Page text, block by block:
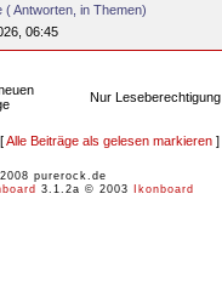
( Antworten, in Themen)
06:45
Nur Leseberechtigung
Alle Beiträge als gelesen markieren ]
purerock.de
3.1.2a © 2003 Ikonboard